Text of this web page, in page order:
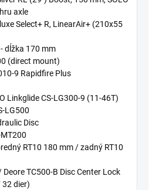
axle
Select+ R, LinearAir+ (210x55
dĺžka 170 mm
(direct mount)
9 Rapidfire Plus
Linkglide CS-LG300-9 (11-46T)
LG500
Disc
RT10 180 mm / zadný RT10
TC500-B Disc Center Lock
dier)